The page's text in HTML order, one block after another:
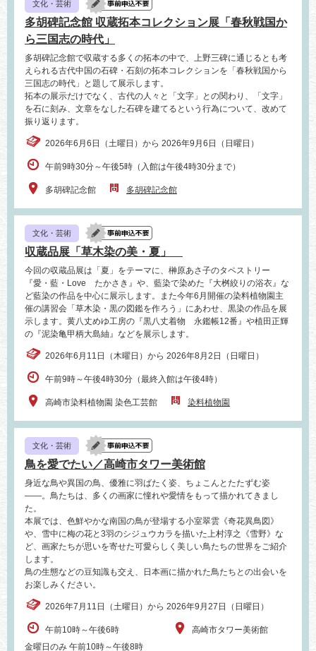
文化・芸術
多胡碑記念館 収蔵拓本コレクション展「春秋戦国か
ら三国志の時代」
多胡碑記念館で収蔵する多くの拓本の中で、上野三碑に通じるとも考
えられる古代中国の石碑・石刻の拓本コレクションを「春秋戦国から
三国志の時代」と題して展示します。
拓本の展示だけでなく、古代の人々と「文字」との関わり、「文字」
を石に刻み、文章をなした石碑を建てるという行為について、改めて
振り返ります。
2026年6月6日（土曜日）から 2026年9月6日（日曜日）
午前9時30分～午後5時（入館は午後4時30分まで）
多胡碑記念館 多胡碑記念館
文化・芸術
収蔵品展「草木染の美・夏」
今回の収蔵品展は「夏」をテーマに、榊原あさ子のタペストリー
『愛・藍・Love たかさき』や、藍染で染めた『大桝絞りの浴衣』な
ど藍染の作品を中心に展示します。また今年6月開催の染料植物園主
催の講習会「草木染・黒の図鑑を作ろう」にあわせ、黒染の作品を展
示します。黄八丈めゆ工房の『黒八丈着物 永鑑帳12番』や植田正輝
の『泥染亀甲柄大島紬』などを展示します。
2026年6月11日（木曜日）から 2026年8月2日（日曜日）
午前9時～午後4時30分（最終入館は午後4時）
高崎市染料植物園 染色工芸館 染料植物園
文化・芸術
鳥を愛でたい／高崎市タワー美術館
身近な鳥や異国の鳥、優雅に羽ばたく姿、ちょこんとたたずむ姿
――。鳥たちは、多くの画家に憧れや愛情をもって描かれてきまし
た。
本展では、色鮮やかな南国の鳥が登場する小室翠雲《奇花異鳥図》
や、雪中に梅の花と3羽のシジュウカラを描いた上村淳之《雪野》な
ど、画家たちが思いを寄せた可愛らしく美しい鳥たちの世界をご紹介
します。
鳥の生態などの豆知識も交え、日本画に描かれた鳥たちとの出会いを
お楽しみください。
2026年7月11日（土曜日）から 2026年9月27日（日曜日）
午前10時～午後6時
金曜日のみ 午前10時～午後8時
高崎市タワー美術館